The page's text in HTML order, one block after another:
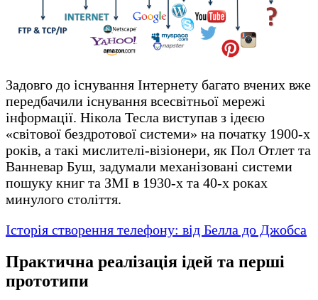
Задовго до існування Інтернету багато вчених вже
передбачили існування всесвітньої мережі
інформації. Нікола Тесла виступав з ідеєю
«світової бездротової системи» на початку 1900-х
років, а такі мислителі-візіонери, як Пол Отлет та
Ванневар Буш, задумали механізовані системи
пошуку книг та ЗМІ в 1930-х та 40-х роках
минулого століття.
Історія створення телефону: від Белла до Джобса
Практична реалізація ідей та перші
прототипи